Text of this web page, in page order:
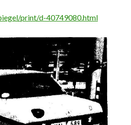
print/d-40749080.html